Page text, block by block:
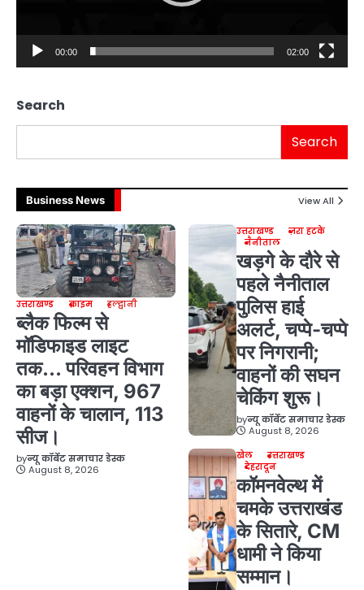
00:00 02:00
Search
Search
Business News View All
उत्तराखण्ड क्राइम हल्द्वानी
ब्लैक फिल्म से
मॉडिफाइड लाइट
तक… परिवहन विभाग
का बड़ा एक्शन, 967
वाहनों के चालान, 113
सीज।
byन्यू कॉर्बेट समाचार डेस्क
August 8, 2026
उत्तराखण्ड
ज़रा हटके
नैनीताल
खड़गे के दौरे से
पहले नैनीताल
पुलिस हाई
अलर्ट, चप्पे-चप्पे
पर निगरानी;
वाहनों की सघन
चेकिंग शुरू।
byन्यू कॉर्बेट समाचार डेस्क
August 8, 2026
खेल
उत्तराखण्ड
देहरादून
कॉमनवेल्थ में
चमके उत्तराखंड
के सितारे, CM
धामी ने किया
सम्मान।